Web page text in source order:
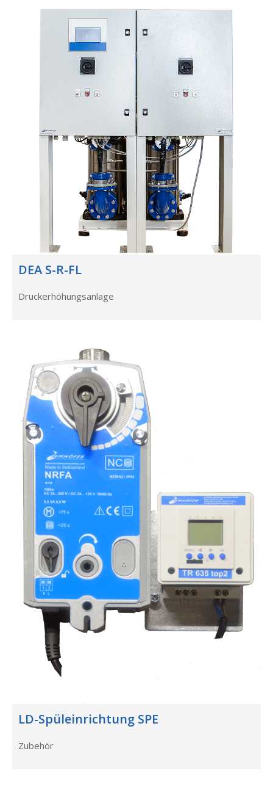
DEA S-R-FL
Druckerhöhungsanlage
LD-Spüleinrichtung SPE
Zubehör